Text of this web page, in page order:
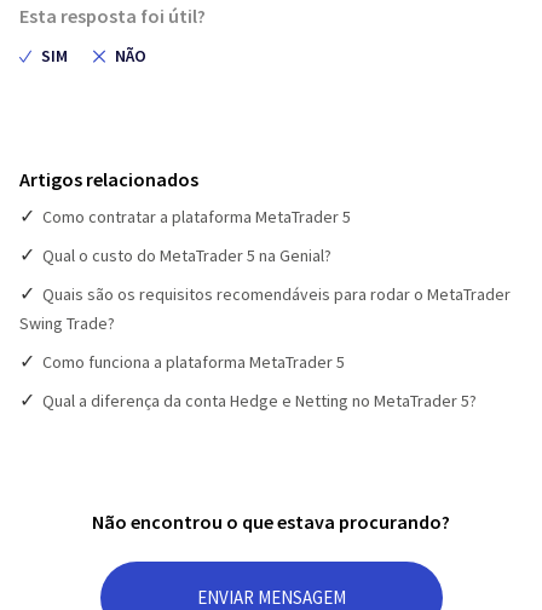
Esta resposta foi útil?
Artigos relacionados
Como contratar a plataforma MetaTrader 5
Qual o custo do MetaTrader 5 na Genial?
Quais são os requisitos recomendáveis para rodar o MetaTrader
Swing Trade?
Como funciona a plataforma MetaTrader 5
Qual a diferença da conta Hedge e Netting no MetaTrader 5?
Não encontrou o que estava procurando?
ENVIAR MENSAGEM